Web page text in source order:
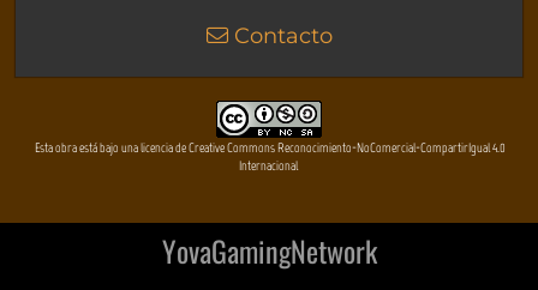
Contacto
Esta obra está bajo una licencia de Creative Commons Reconocimiento-NoComercial-CompartirIgual 4.0
Internacional
YovaGamingNetwork